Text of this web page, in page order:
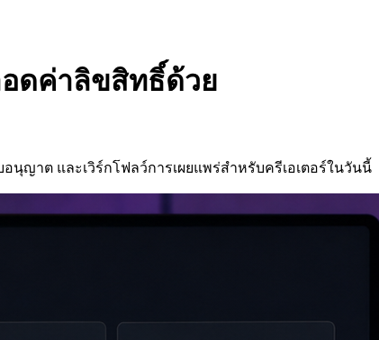
อดค่าลิขสิทธิ์ด้วย
นุญาต และเวิร์กโฟลว์การเผยแพร่สำหรับครีเอเตอร์ในวันนี้